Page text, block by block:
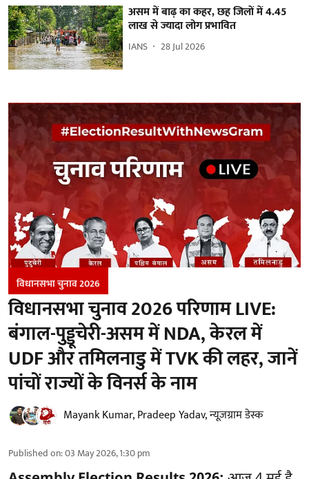
असम में बाढ़ का कहर, छह जिलों में 4.45
लाख से ज्यादा लोग प्रभावित
IANS 28 Jul 2026
विधानसभा चुनाव 2026
विधानसभा चुनाव 2026 परिणाम LIVE:
बंगाल-पुड्डूचेरी-असम में NDA, केरल में
UDF और तमिलनाडु में TVK की लहर, जानें
पांचों राज्यों के विनर्स के नाम
Mayank Kumar,Pradeep Yadav,न्यूज़ग्राम डेस्क
Published on:03 May 2026, 1:30 pm